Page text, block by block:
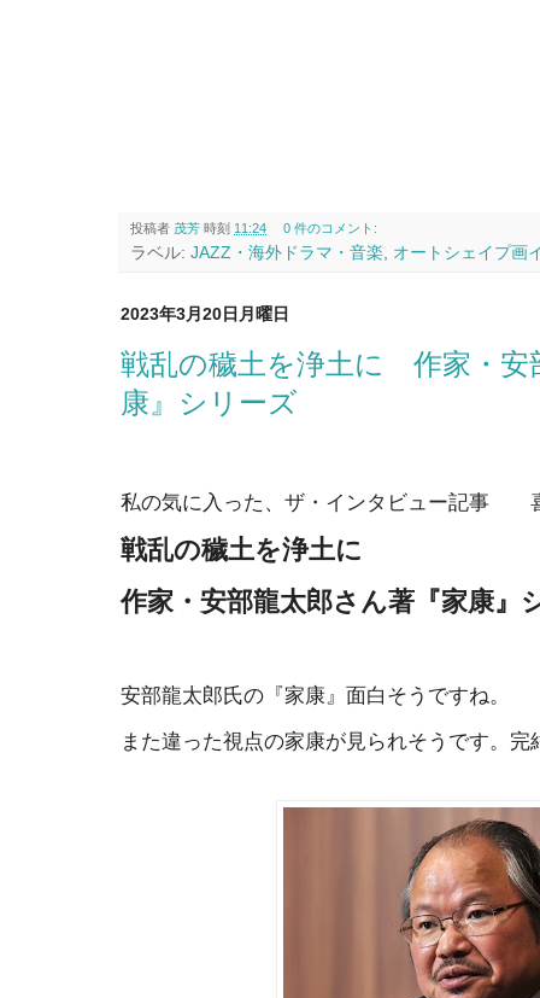
投稿者 茂芳 時刻 11:24 0 件のコメント:
ラベル: JAZZ・海外ドラマ・音楽 オートシェイプ画
2023年3月20日月曜日
戦乱の穢土を浄土に 作家・安
康』シリーズ
私の気に入った、ザ・インタビュー記事
戦乱の穢土を浄土に
作家・安部龍太郎さん著『家康』
安部龍太郎氏の『家康』面白そうですね。
また違った視点の家康が見られそうです。